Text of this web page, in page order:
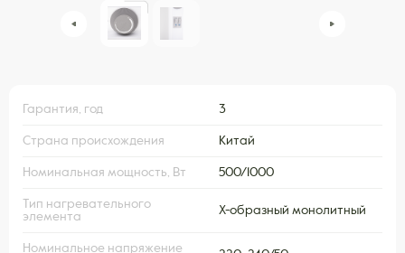
Гарантия, год 3
Страна происхождения Китай
Номинальная мощность, Вт 500/1000
Тип нагревательного
элемента
X-образный монолитный
Номинальное напряжение